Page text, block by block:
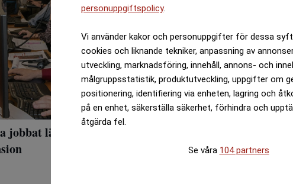
personuppgiftspolicy.
Vi använder kakor och personuppgifter för dessa
cookies och liknande tekniker, anpassning av
utveckling, marknadsföring, innehåll, annons- och
målgruppsstatistik, produktutveckling, uppgifter om
positionering, identifiering via enheten, lagring och
på en enhet, säkerställa säkerhet, förhindra och
åtgärda fel.
Se våra 104 partners
jobbat längre än andra – och ändå få
AI hotar
möjligheter